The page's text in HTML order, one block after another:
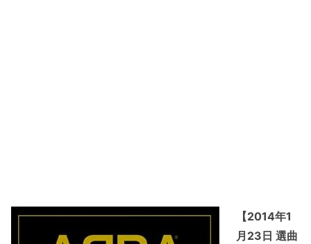
【2014年1
月23日 選曲